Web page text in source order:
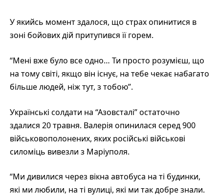
У якийсь момент здалося, що страх опинитися в
зоні бойових дій притупився її горем.
“Мені вже було все одно… Ти просто розумієш, що
на тому світі, якщо він існує, на тебе чекає набагато
більше людей, ніж тут, з тобою”.
Українські солдати на “Азовсталі” остаточно
здалися 20 травня. Валерія опинилася серед 900
військовополонених, яких російські військові
силоміць вивезли з Маріуполя.
“Ми дивилися через вікна автобуса на ті будинки,
які ми любили, на ті вулиці, які ми так добре знали.